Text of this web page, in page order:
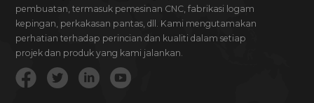
pembuatan, termasuk pemesinan CNC, fabrikasi logam
kepingan, perkakasan pantas, dll. Kami mengutamakan
perhatian terhadap perincian dan kualiti dalam setiap
projek dan produk yang kami jalankan.